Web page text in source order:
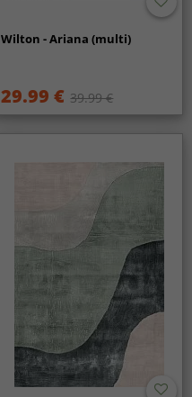
Wilton - Ariana (multi)
29.99 € 39.99 €